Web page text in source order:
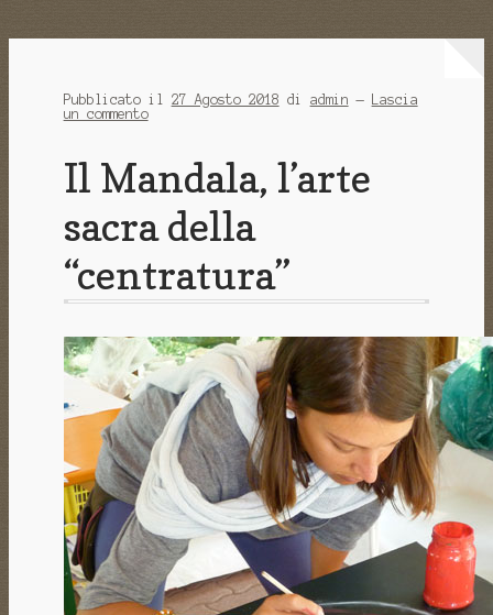
Pubblicato il 27 Agosto 2018 di admin —
Lascia
un commento
Il Mandala, l’arte
sacra della
“centratura”